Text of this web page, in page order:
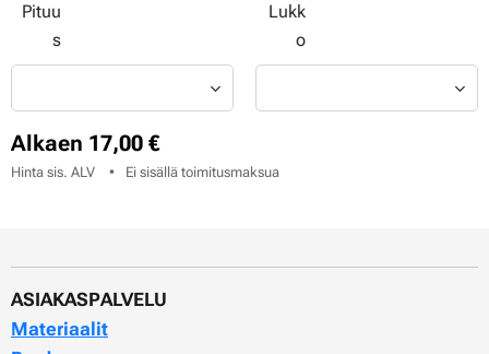
Pituu
s
Lukk
o
Alkaen 17,00 €
Hinta sis. ALV Ei sisällä toimitusmaksua
ASIAKASPALVELU
Materiaalit